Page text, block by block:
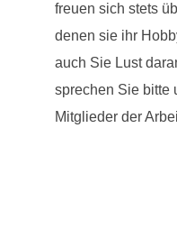
freuen sich stets
denen sie ihr
auch Sie Lust
sprechen Sie bitte
Mitglieder der